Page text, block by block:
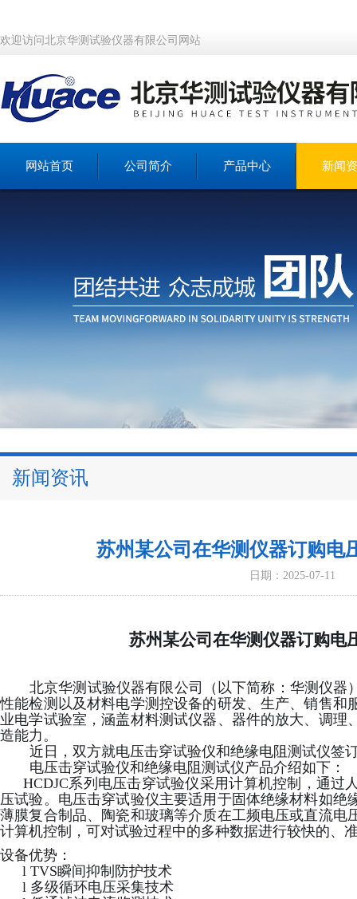
欢迎访问北京华测试验仪器有限公司网站
网站首页 公司简介 产品中心 新闻
新闻资讯
苏州某公司在华测仪器订购电
日期：2025-07-11
苏州某公司在华测仪器订购电
北京华测试验仪器有限公司（以下简称：华测仪
性能检测以及材料电学测控设备的研发、生产、销售
业电学试验室，涵盖材料测试仪器、器件的放大、调
造能力。
近日，双方就电压击穿试验仪和绝缘电阻测试仪签
电压击穿试验仪和绝缘电阻测试仪产品介绍如下：
HCDJC系列电压击穿试验仪采用计算机控制，通
压试验。电压击穿试验仪主要适用于固体绝缘材料如
薄膜复合制品、陶瓷和玻璃等介质在工频电压或直流
计算机控制，可对试验过程中的多种数据进行较快的、
设备优势：
l TVS瞬间抑制防护技术
l 多级循环电压采集技术